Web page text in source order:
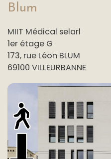
Blum
MIIT Médical selarl
1er étage G
173, rue Léon BLUM
69100 VILLEURBANNE